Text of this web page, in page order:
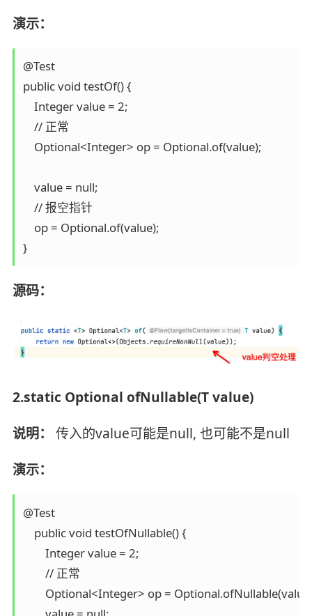
演示：
@Test
public void testOf() {
    Integer value = 2;
    // 正常
    Optional<Integer> op = Optional.of(value);
    value = null;
    // 报空指针
    op = Optional.of(value);
}
源码：
2.static Optional ofNullable(T value)
说明：
传入的value可能是null, 也可能不是null
演示：
@Test
    public void testOfNullable() {
        Integer value = 2;
        // 正常
Optional<Integer> op =